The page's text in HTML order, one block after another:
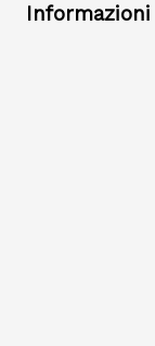
Informazioni